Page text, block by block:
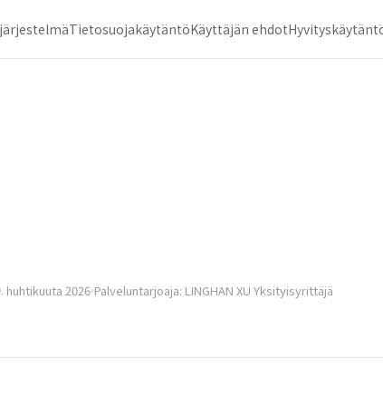
TietosuojakäytäntöKäyttäjän ehdot
huhtikuuta 2026 Palveluntarjoaja: LINGHAN XU Yksityisyrittäjä